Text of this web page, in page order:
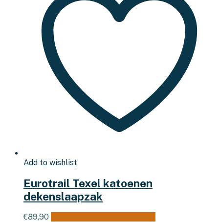
Add to wishlist
Eurotrail Texel katoenen
dekenslaapzak
€89,90